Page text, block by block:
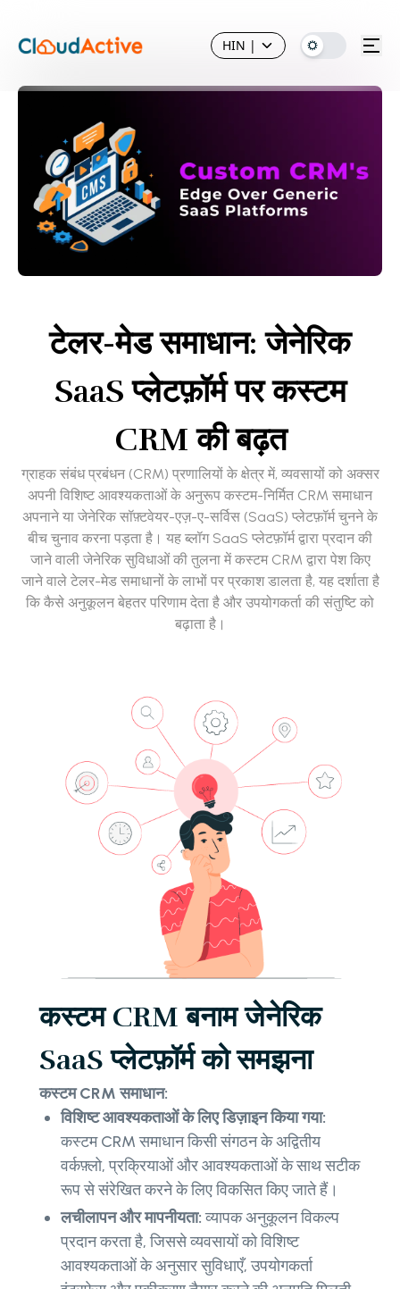
HIN |
टेलर-मेड समाधान: जेनेरिक
SaaS प्लेटफ़ॉर्म पर कस्टम
CRM की बढ़त
ग्राहक संबंध प्रबंधन (CRM) प्रणालियों के क्षेत्र में, व्यवसायों को अक्सर
अपनी विशिष्ट आवश्यकताओं के अनुरूप कस्टम-निर्मित CRM समाधान
अपनाने या जेनेरिक सॉफ़्टवेयर-एज़-ए-सर्विस (SaaS) प्लेटफ़ॉर्म चुनने के
बीच चुनाव करना पड़ता है। यह ब्लॉग SaaS प्लेटफ़ॉर्म द्वारा प्रदान की
जाने वाली जेनेरिक सुविधाओं की तुलना में कस्टम CRM द्वारा पेश किए
जाने वाले टेलर-मेड समाधानों के लाभों पर प्रकाश डालता है, यह दर्शाता है
कि कैसे अनुकूलन बेहतर परिणाम देता है और उपयोगकर्ता की संतुष्टि को
बढ़ाता है।
कस्टम CRM बनाम जेनेरिक
SaaS प्लेटफ़ॉर्म को समझना
कस्टम CRM समाधान:
विशिष्ट आवश्यकताओं के लिए डिज़ाइन किया गया:
कस्टम CRM समाधान किसी संगठन के अद्वितीय
वर्कफ़्लो, प्रक्रियाओं और आवश्यकताओं के साथ सटीक
रूप से संरेखित करने के लिए विकसित किए जाते हैं।
लचीलापन और मापनीयता:व्यापक अनुकूलन विकल्प
प्रदान करता है, जिससे व्यवसायों को विशिष्ट
आवश्यकताओं के अनुसार सुविधाएँ, उपयोगकर्ता